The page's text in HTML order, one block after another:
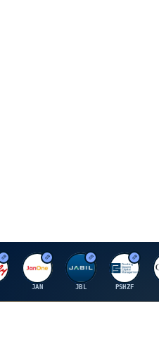
J
JAN
J
JBL
P
PSHZF